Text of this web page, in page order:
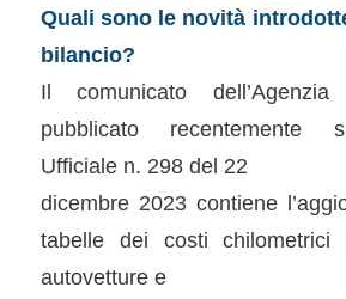
Quali sono le novità
bilancio?
Il comunicato
pubblicato recentemente
Ufficiale n. 298 del 22
dicembre 2023 contiene
tabelle dei costi
autovetture e